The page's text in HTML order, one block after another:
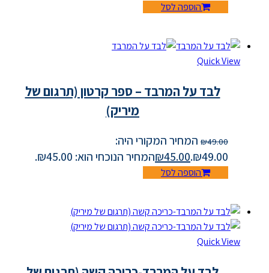
הוספה לסל
Quick View
לבד על המרבד – ספר קרטון (תרגום של
מיריק)
₪49.00
המחיר המקורי היה:
₪49.00.
₪45.00 המחיר הנוכחי הוא: ₪45.00.
הוספה לסל
Quick View